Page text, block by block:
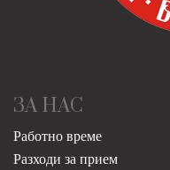
ЗА НАС
Работно време
Разходи за прием